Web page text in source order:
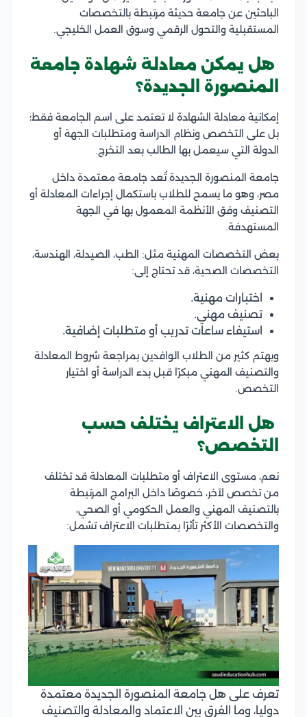
الباحثين عن جامعة حديثة مرتبطة بالتخصصات
المستقبلية والتحول الرقمي وسوق العمل الخليجي.
هل يمكن معادلة شهادة جامعة
المنصورة الجديدة؟
إمكانية معادلة الشهادة لا تعتمد على اسم الجامعة فقط؛
بل على التخصص ونظام الدراسة ومتطلبات الجهة أو
الدولة التي سيعمل بها الطالب بعد التخرج.
جامعة المنصورة الجديدة تُعد جامعة معتمدة داخل
مصر، وهو ما يسمح للطلاب باستكمال إجراءات المعادلة أو
التصنيف وفق الأنظمة المعمول بها في الجهة
المستهدفة.
بعض التخصصات المهنية مثل: الطب، الصيدلة، الهندسة،
التخصصات الصحية، قد تحتاج إلى:
اختبارات مهنية.
تصنيف مهني.
استيفاء ساعات تدريب أو متطلبات إضافية.
ويهتم كثير من الطلاب الوافدين بمراجعة شروط المعادلة
والتصنيف المهني مبكرًا قبل بدء الدراسة أو اختيار
التخصص.
هل الاعتراف يختلف حسب
التخصص؟
نعم، مستوى الاعتراف أو متطلبات المعادلة قد تختلف
من تخصص لآخر، خصوصًا داخل البرامج المرتبطة
بالتصنيف المهني والعمل الحكومي أو الصحي،
والتخصصات الأكثر تأثرًا بمتطلبات الاعتراف تشمل:
تعرف على هل جامعة المنصورة الجديدة معتمدة
دوليا، وما الفرق بين الاعتماد والمعادلة والتصنيف